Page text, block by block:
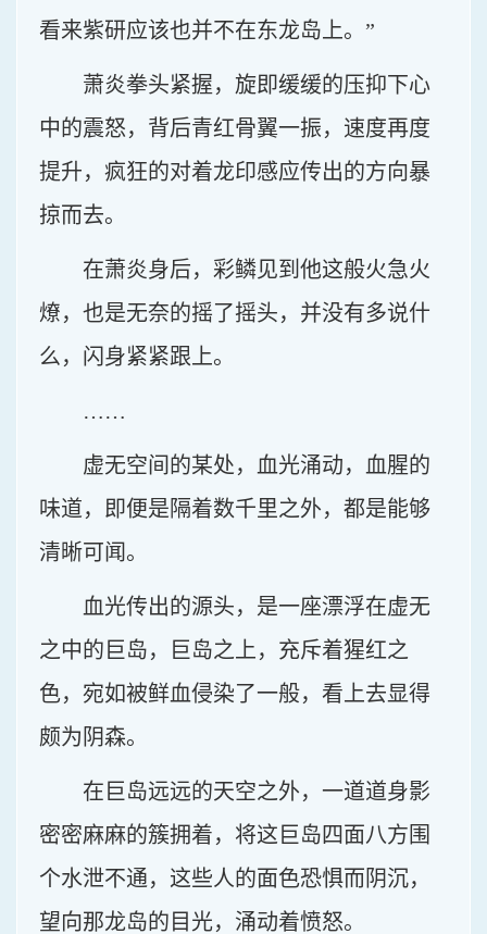
看来紫研应该也并不在东龙岛上。”
萧炎拳头紧握，旋即缓缓的压抑下心
中的震怒，背后青红骨翼一振，速度再度
提升，疯狂的对着龙印感应传出的方向暴
掠而去。
在萧炎身后，彩鳞见到他这般火急火
燎，也是无奈的摇了摇头，并没有多说什
么，闪身紧紧跟上。
……
虚无空间的某处，血光涌动，血腥的
味道，即便是隔着数千里之外，都是能够
清晰可闻。
血光传出的源头，是一座漂浮在虚无
之中的巨岛，巨岛之上，充斥着猩红之
色，宛如被鲜血侵染了一般，看上去显得
颇为阴森。
在巨岛远远的天空之外，一道道身影
密密麻麻的簇拥着，将这巨岛四面八方围
个水泄不通，这些人的面色恐惧而阴沉，
望向那龙岛的目光，涌动着愤怒。